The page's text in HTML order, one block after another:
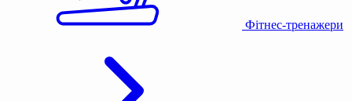
Фітнес-тренажери